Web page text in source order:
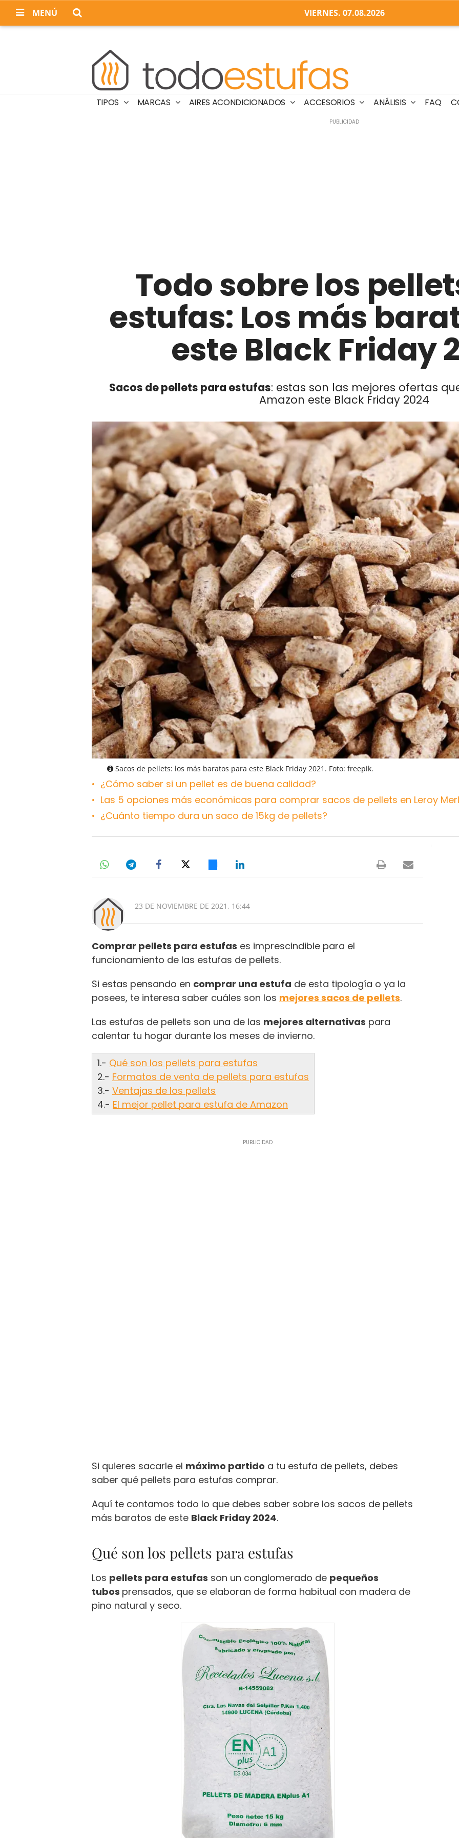
MENÚ VIERNES. 07.08.2026
TIPOS MARCAS AIRES ACONDICIONADOS ACCESORIOS ANÁLISIS FAQ
Todo sobre los
estufas: Los más
este Black Friday
Sacos de pellets para estufas: estas son las mejores ofertas
Amazon este Black Friday 2024
Sacos de pellets: los más baratos para este Black Friday 2021. Foto: freepik.
¿Cómo saber si un pellet es de buena calidad?
Las 5 opciones más económicas para comprar sacos de pellets en Leroy
¿Cuánto tiempo dura un saco de 15kg de pellets?
23 DE NOVIEMBRE DE 2021, 16:44
Comprar pellets para estufas es imprescindible para el
funcionamiento de las estufas de pellets.
Si estas pensando en comprar una estufa de esta tipología o ya la
posees, te interesa saber cuáles son los mejores sacos de pellets.
Las estufas de pellets son una de las mejores alternativas para
calentar tu hogar durante los meses de invierno.
1.- Qué son los pellets para estufas
2.- Formatos de venta de pellets para estufas
3.- Ventajas de los pellets
4.- El mejor pellet para estufa de Amazon
Si quieres sacarle el máximo partido a tu estufa de pellets, debes
saber qué pellets para estufas comprar.
Aquí te contamos todo lo que debes saber sobre los sacos de pellets
más baratos de este Black Friday 2024.
Qué son los pellets para estufas
Los pellets para estufas son un conglomerado de pequeños
tubos prensados, que se elaboran de forma habitual con madera de
pino natural y seco.